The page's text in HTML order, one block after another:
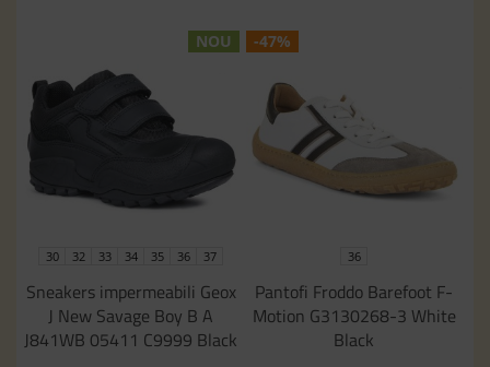
NOU
30 32 33 34 35 36 37
Sneakers impermeabili Geox
J New Savage Boy B A
J841WB 05411 C9999 Black
-47%
36
Pantofi Froddo Barefoot F-
Motion G3130268-3 White
Black